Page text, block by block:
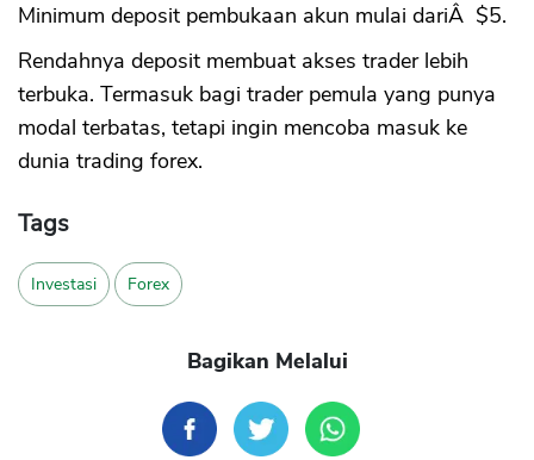
Minimum deposit pembukaan akun mulai dariÂ $5.
Rendahnya deposit membuat akses trader lebih
terbuka. Termasuk bagi trader pemula yang punya
modal terbatas, tetapi ingin mencoba masuk ke
dunia trading forex.
Tags
Investasi Forex
Bagikan Melalui